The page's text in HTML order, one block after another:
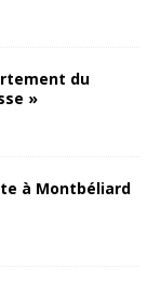
du
»
à Montbéliard